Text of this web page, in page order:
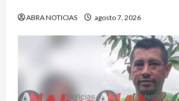
ABRA NOTICIAS agosto 7, 2026